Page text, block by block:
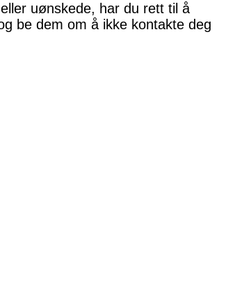
uønskede, har du rett til å
be dem om å ikke kontakte deg